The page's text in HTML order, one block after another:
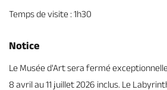
Temps de visite : 1h30
Notice
Le Musée d'Art sera fermé
8 avril au 11 juillet 2026 inclus. Le